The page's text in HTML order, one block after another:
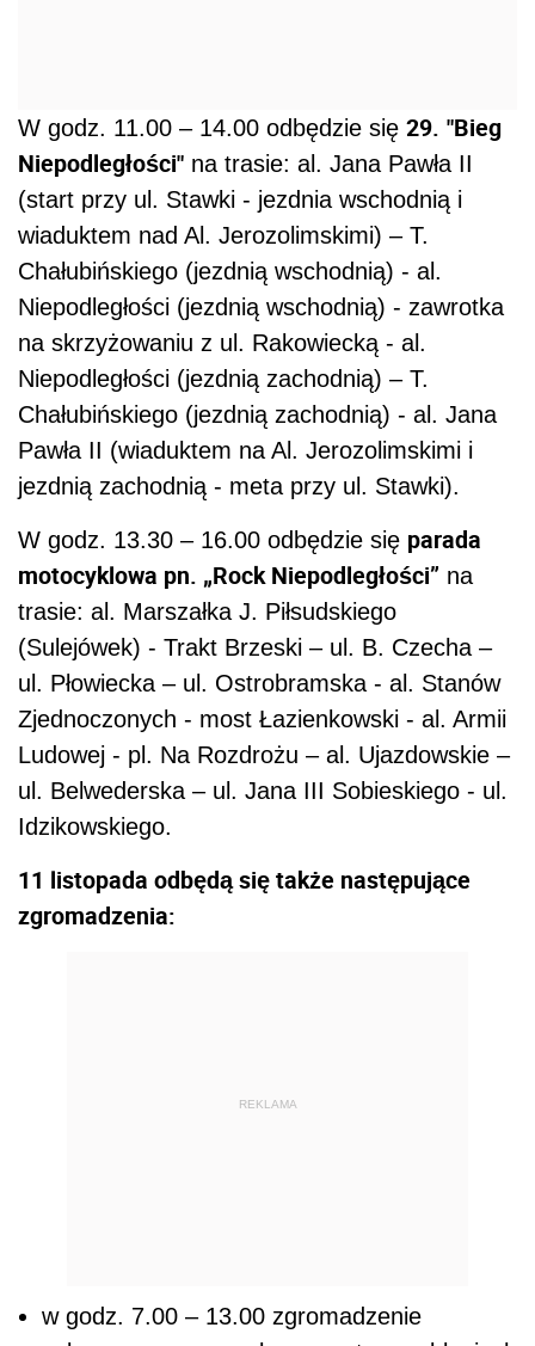
W godz. 11.00 – 14.00 odbędzie się 29. "Bieg
Niepodległości" na trasie: al. Jana Pawła II
(start przy ul. Stawki - jezdnia wschodnią i
wiaduktem nad Al. Jerozolimskimi) – T.
Chałubińskiego (jezdnią wschodnią) - al.
Niepodległości (jezdnią wschodnią) - zawrotka
na skrzyżowaniu z ul. Rakowiecką - al.
Niepodległości (jezdnią zachodnią) – T.
Chałubińskiego (jezdnią zachodnią) - al. Jana
Pawła II (wiaduktem na Al. Jerozolimskimi i
jezdnią zachodnią - meta przy ul. Stawki).
W godz. 13.30 – 16.00 odbędzie się parada
motocyklowa pn. „Rock Niepodległości” na
trasie: al. Marszałka J. Piłsudskiego
(Sulejówek) - Trakt Brzeski – ul. B. Czecha –
ul. Płowiecka – ul. Ostrobramska - al. Stanów
Zjednoczonych - most Łazienkowski - al. Armii
Ludowej - pl. Na Rozdrożu – al. Ujazdowskie –
ul. Belwederska – ul. Jana III Sobieskiego - ul.
Idzikowskiego.
11 listopada odbędą się także następujące
zgromadzenia:
REKLAMA
w godz. 7.00 – 13.00 zgromadzenie